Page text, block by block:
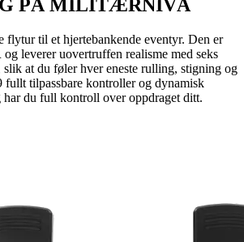
PÅ MILITÆRNIVÅ
flytur til et hjertebankende eventyr. Den er
leverer uovertruffen realisme med seks
slik at du føler hver eneste rulling, stigning og
fullt tilpassbare kontroller og dynamisk
du full kontroll over oppdraget ditt.